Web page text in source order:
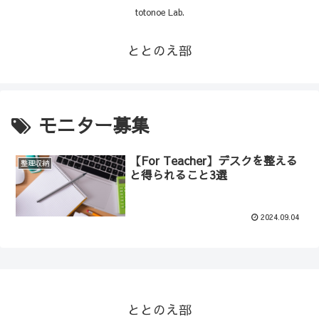
totonoe Lab.
ととのえ部
モニター募集
整理収納
【For Teacher】デスクを整える
と得られること3選
2024.09.04
ととのえ部